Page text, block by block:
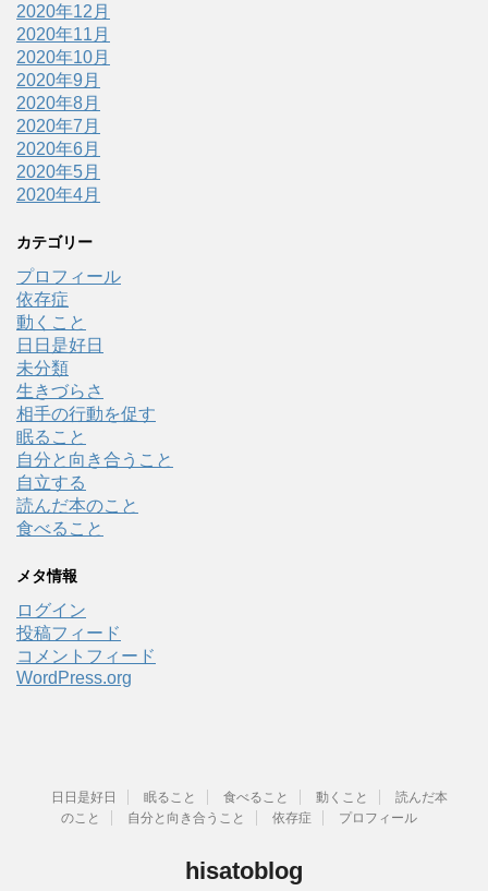
2020年12月
2020年11月
2020年10月
2020年9月
2020年8月
2020年7月
2020年6月
2020年5月
2020年4月
カテゴリー
プロフィール
依存症
動くこと
日日是好日
未分類
生きづらさ
相手の行動を促す
眠ること
自分と向き合うこと
自立する
読んだ本のこと
食べること
メタ情報
ログイン
投稿フィード
コメントフィード
WordPress.org
日日是好日 眠ること 食べること 動くこと
読んだ本
のこと
自分と向き合うこと 依存症 プロフィール
hisatoblog